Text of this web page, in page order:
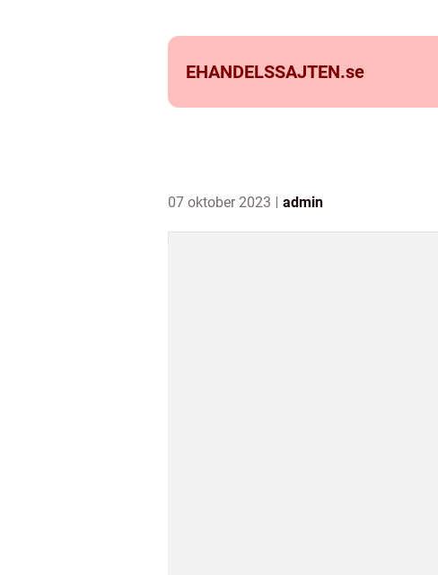
EHANDELSSAJTEN.se
07 oktober 2023 admin